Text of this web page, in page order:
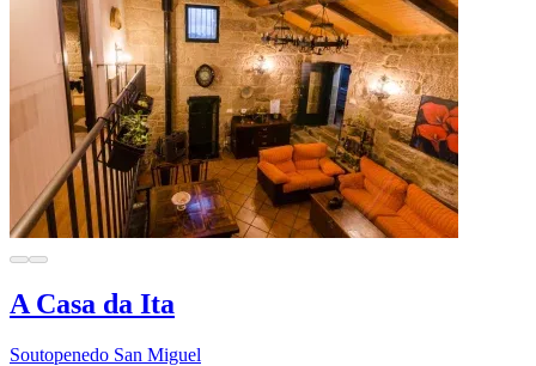
A Casa da Ita
Soutopenedo San Miguel